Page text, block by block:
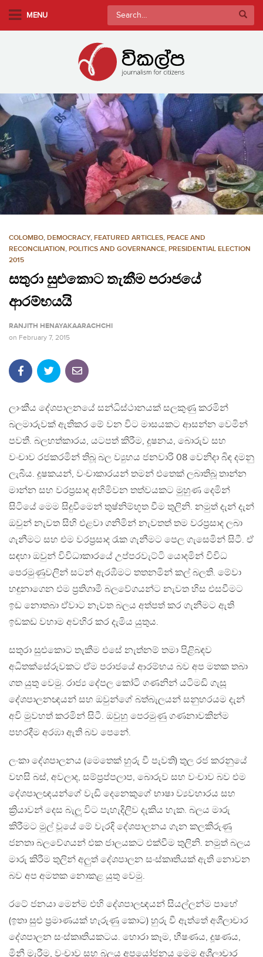
m
a
i
n
c
o
n
e
MENU
Search
for:
COLOMBO, DEMOCRACY, FEATURED ARTICLES, PEACE AND
RECONCILIATION, POLITICS AND GOVERNANCE, PRESIDENTIAL ELECTION
2015
සතුරා සුළුකොට තැකීම පරාජයේ
ආරම්භයයි
RANJITH HENAYAKAARACHCHI
on February 7, 2015
ලාංකීය දේශපාලනයේ සන්ධිස්ථානයක් සලකුණු කරමින්
බලමාරුවක් ඇතිකර මේ වන විට මාසයකට ආසන්න වෙමින්
පවතී. බලහත්කාරය, යටපත් කිරීම, දූෂනය, බොරුව සහ
වංචාව රජකරමින් තිබූ බල ව්‍යුහය ජනවාරි 08 වෙනිදා බිඳ දමනු
ලැබීය. දූෂකයන්, වංචාකාරයන් තමන් එතෙක් ලබාතිබූ තාන්න
මාන්න සහ වරප්‍රසාද අහිමිවන තත්වයකට මුහුණ දෙමින්
සිටියේ මෙම සිදුවීමෙන් තුෂ්නිම්භූත වීම තුලිනි. නමුත් දැන් දැන්
ඔවුන් නැවත සිහි එළවා ගනිමින් නැවතත් තම වරප්‍රසාද ලබා
ගැනීමට සහ එම වරප්‍රසාද රැක ගැනීමට පෙල ගැසෙමින් සිටී. ඒ
සඳහා ඔවුන් විවිධාකාරයේ උප්පරවැට්ටි යොදමින් විවිධ
පෙරමුණුවලින් සටන් ඇරඹීමට තතනමින් කල් බලති. මේවා
හඳුනාගෙන එම ප්‍රතිගාමී බලවේගයන්ට නැවත හිස එසවීමට
ඉඩ නොතබා ඒවාට නැවත බලය අත්පත් කර ගැනීමට ඇති
ඉඩකඩ වහාම අවහිර කර දැමිය යුතුය.
සතුරා සුළුකොට තැකීම එසේ නැත්නම් තමා පිළිබඳව
අධිතක්සේරුවකට ඒම පරාජයේ ආරම්භය බව අප මතක තබා
ගත යුතු වෙමු. රාජ්‍ය දේපල කෝටි ගණනින් යටිමඩි ගැසූ
දේශපාලනඥයන් සහ ඔවුන්ගේ බත්බැලයන් සනුහරයම දැන්
අවි මුවහත් කරමින් සිටී. ඔවුහු පෙරමුණු ගණනාවකින්ම
පහරදීම අරඹා ඇති බව පෙනේ.
ලංකා දේශපාලනය (මෙතෙක් හුරු වී පැවති) තුල රජ කරනුයේ
වහසි බස්, අවලාද, සම්ප්‍රප්පලාප, බොරුව සහ වංචාව බව එම
දේශපාලඥයන්ගේ වැඩි දෙනෙකුගේ භාෂා ව්‍යවහාරය සහ
ක්‍රියාවන් දෙස බැලූ විට පැහැදිලිව දැකිය හැක. බලය මාරු
කිරීමට මුල් වූයේ මේ වැරදි දේශපාලනය ගැන කලකිරුණු
ජනතා බලවේගයන් එක ජාලයකට එක්වීම තුලිනි. නමුත් බලය
මාරු කිරීම තුලින් අලුත් දේශපාලන සංස්කෘතියක් ඇති නොවන
බව අප අමතක නොකළ යුතු වෙමු.
රටේ ජනයා මෙන්ම එහි දේශපාලඥයන් සියල්ලන්ම පාහේ
(ඉතා සුළු ප්‍රමාණයක් හැරුණු කොට) හුරු වී ඇත්තේ අශීලාචාර
දේශපාලන සංස්කෘතියකටය. හොරා කෑම, භීෂණය, දූෂණය,
මිනී මැරීම, වංචාව සහ බලය අපයෝජනය මෙම අශීලාචාර